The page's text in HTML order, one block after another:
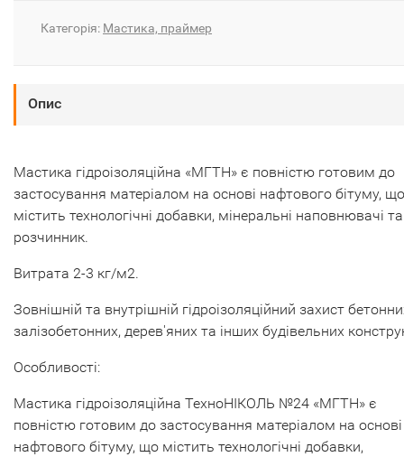
Категорія: Мастика, праймер
Опис
Мастика гідроізоляційна «МГТН» є повністю готовим до
застосування матеріалом на основі нафтового бітуму, що
містить технологічні добавки, мінеральні наповнювачі та
розчинник.
Витрата 2-3 кг/м2.
Зовнішній та внутрішній гідроізоляційний захист
залізобетонних, дерев'яних та інших будівельних
Особливості:
Мастика гідроізоляційна ТехноНІКОЛЬ №24 «МГТН» є
повністю готовим до застосування матеріалом на основі
нафтового бітуму, що містить технологічні добавки,